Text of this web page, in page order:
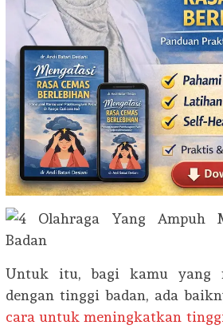
Untuk itu, bagi kamu yang
dengan tinggi badan, ada
cara untuk meningkatkan